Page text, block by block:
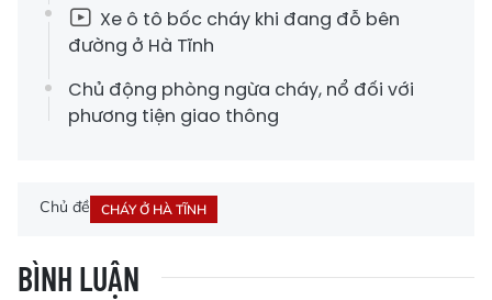
Xe ô tô bốc cháy khi đang đỗ bên
đường ở Hà Tĩnh
Chủ động phòng ngừa cháy, nổ đối với
phương tiện giao thông
Chủ đề CHÁY Ở HÀ TĨNH
BÌNH LUẬN